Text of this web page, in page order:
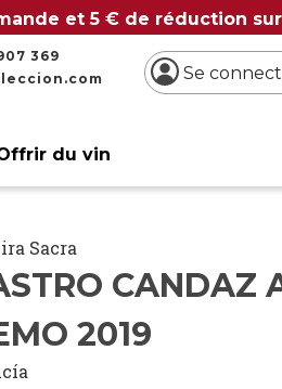
et 5 € de réduction
369
Se
du vin
Sacra
CANDAZ
2019